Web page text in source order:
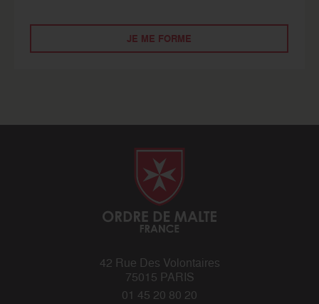
JE ME FORME
42 Rue Des Volontaires
75015 PARIS
01 45 20 80 20